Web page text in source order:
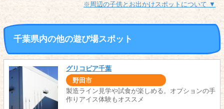
※周辺の子供とお出かけスポットについて ▼
千葉県内の他の遊び場スポット
グリコピア千葉
野田市
製造ライン見学や試食が楽しめる。オプションの手
作りアイス体験もオススメ